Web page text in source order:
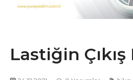
BLOG
Lastiğin